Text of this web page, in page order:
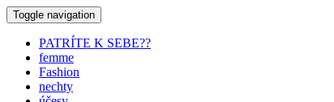
Toggle navigation
PATRÍTE K SEBE??
femme
Fashion
nechty